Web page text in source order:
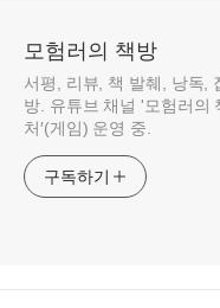
모험러의 책방
서평, 리뷰, 책 발췌, 낭독,
방. 유튜브 채널 '모험러의
처′(게임) 운영 중.
구독하기